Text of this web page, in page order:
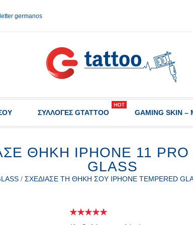
germanos
ΣΥΛΛΟΓΈΣ GTATTOO GAMING SKIN –
ΘΉΚΗ IPHONE 11 PRO
GLASS
/ ΣΧΕΔΊΑΣΕ ΤΗ ΘΉΚΗ ΣΟΥ IPHONE TEMPERED